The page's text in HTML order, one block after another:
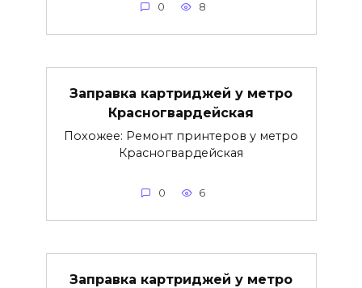
0 8
Заправка картриджей у метро
Красногвардейская
Похожее: Ремонт принтеров у метро
Красногвардейская
0 6
Заправка картриджей у метро